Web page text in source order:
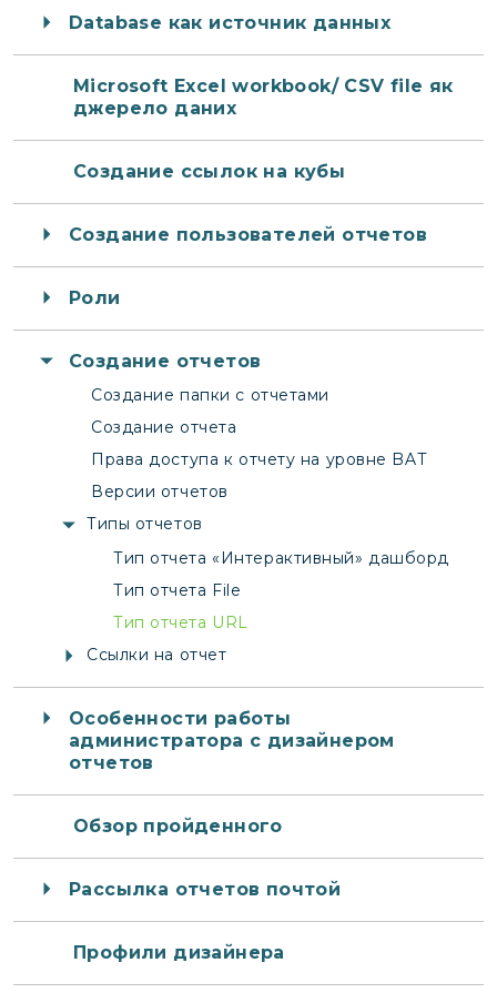
Database как источник данных
Microsoft Excel workbook/ CSV file як
джерело даних
Создание ссылок на кубы
Создание пользователей отчетов
Роли
Создание отчетов
Создание папки с отчетами
Создание отчета
Права доступа к отчету на уровне BAT
Версии отчетов
Типы отчетов
Тип отчета «Интерактивный» дашборд
Тип отчета File
Тип отчета URL
Ссылки на отчет
Особенности работы
администратора с дизайнером
отчетов
Обзор пройденного
Рассылка отчетов почтой
Профили дизайнера